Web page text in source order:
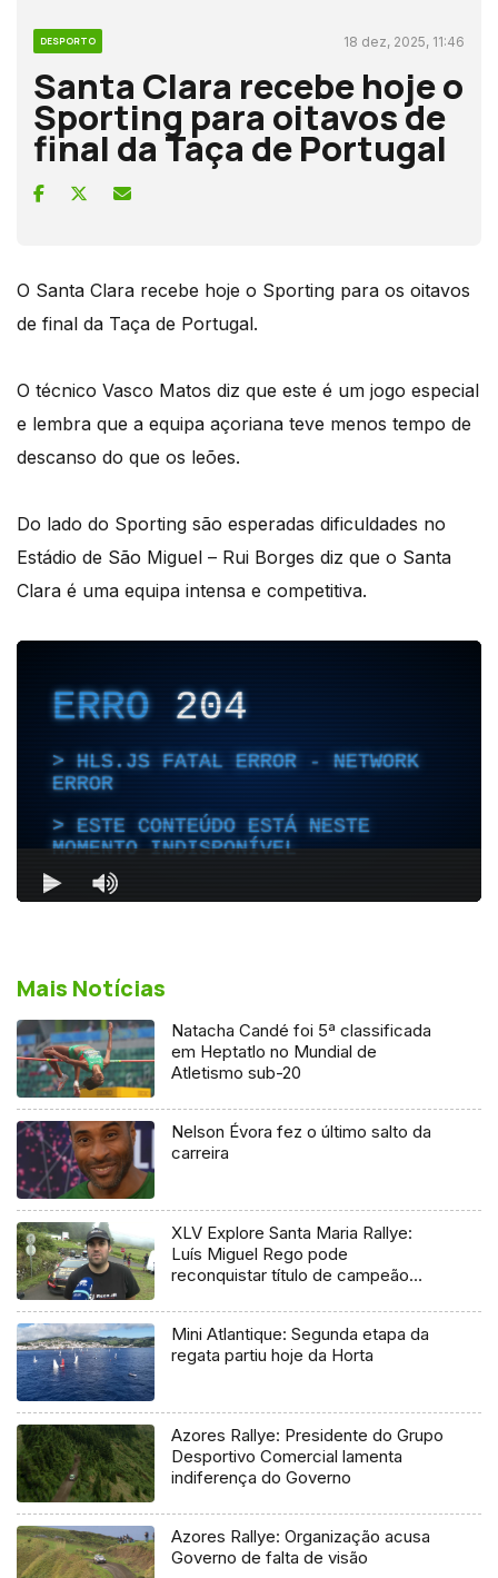
DESPORTO 18 dez, 2025, 11:46
Santa Clara recebe hoje o
Sporting para oitavos de
final da Taça de Portugal
O Santa Clara recebe hoje o Sporting para os oitavos
de final da Taça de Portugal.
O técnico Vasco Matos diz que este é um jogo especial
e lembra que a equipa açoriana teve menos tempo de
descanso do que os leões.
Do lado do Sporting são esperadas dificuldades no
Estádio de São Miguel – Rui Borges diz que o Santa
Clara é uma equipa intensa e competitiva.
Mais Notícias
Natacha Candé foi 5ª classificada
em Heptatlo no Mundial de
Atletismo sub-20
Nelson Évora fez o último salto da
carreira
XLV Explore Santa Maria Rallye:
Luís Miguel Rego pode
reconquistar título de campeão
Mini Atlantique: Segunda etapa da
regata partiu hoje da Horta
Azores Rallye: Presidente do Grupo
Desportivo Comercial lamenta
indiferença do Governo
Azores Rallye: Organização acusa
Governo de falta de visão